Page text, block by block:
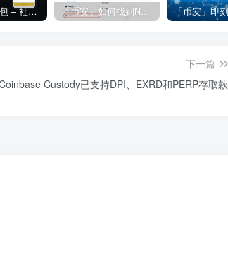
币安Web3钱包 – 社区常见问题答疑 「币安」如何找到NFT合约地址？
下一篇
Custody已支持DPI、EXRD和PERP存取款